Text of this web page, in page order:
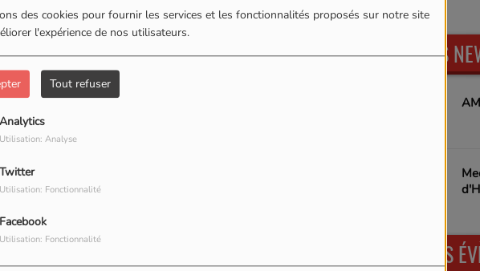
des cookies pour fournir les services et les fonctionnalités proposés sur notre site
l'expérience de nos utilisateurs.
Tout refuser
Analytics
Utilisation: Analyse
Twitter
Utilisation: Fonctionnalité
Facebook
Utilisation: Fonctionnalité
DERNIÈRES
PROCHAINS